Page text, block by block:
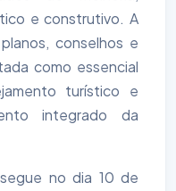
e construtivo. A
conselhos e
como essencial
turístico e
integrado da
no dia 10 de